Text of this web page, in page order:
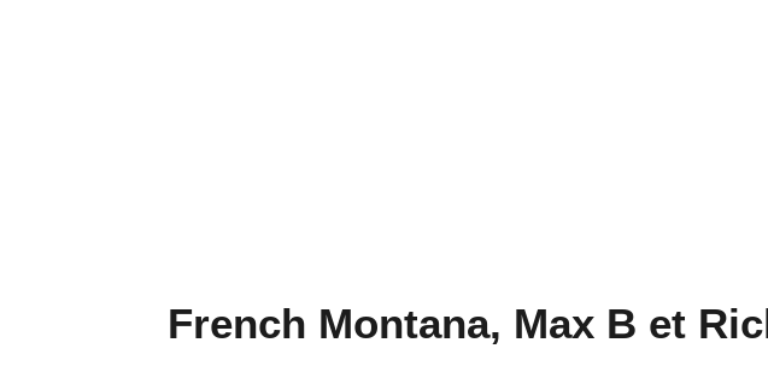
French Montana, Max B et